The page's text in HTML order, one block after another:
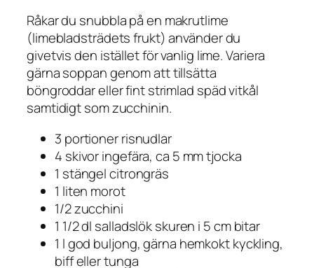
Råkar du snubbla på en makrutlime
(limebladsträdets frukt) använder du
givetvis den istället för vanlig lime. Variera
gärna soppan genom att tillsätta
böngroddar eller fint strimlad späd vitkål
samtidigt som zucchinin.
3 portioner risnudlar
4 skivor ingefära, ca 5 mm tjocka
1 stängel citrongräs
1 liten morot
1/2 zucchini
1 1/2 dl salladslök skuren i 5 cm bitar
1 l god buljong, gärna hemkokt kyckling,
biff eller tunga